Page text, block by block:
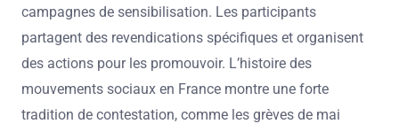
campagnes de sensibilisation. Les participants
partagent des revendications spécifiques et organisent
des actions pour les promouvoir. L’histoire des
mouvements sociaux en France montre une forte
tradition de contestation, comme les grèves de mai